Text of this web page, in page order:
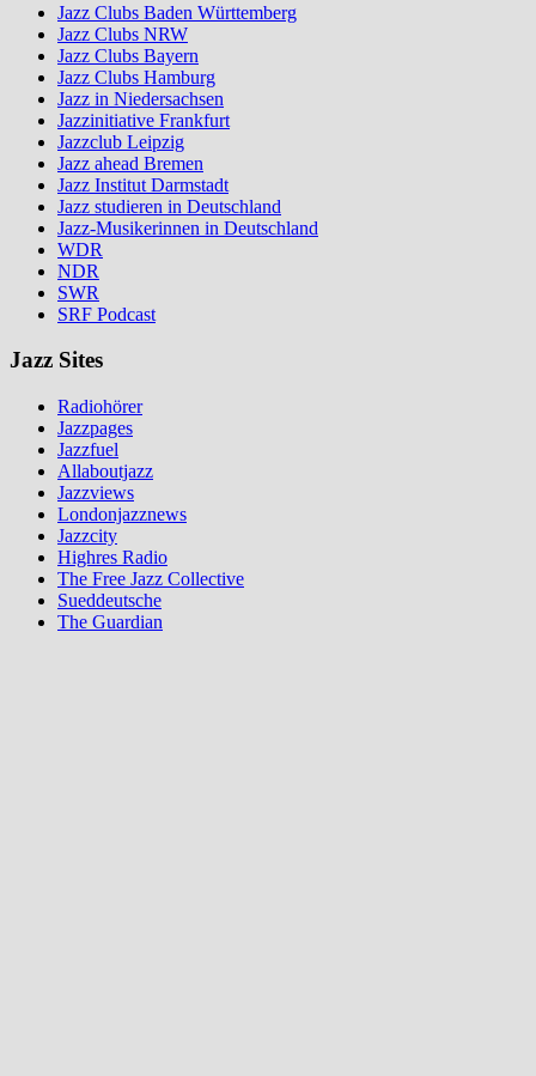
Jazz Clubs Baden Württemberg
Jazz Clubs NRW
Jazz Clubs Bayern
Jazz Clubs Hamburg
Jazz in Niedersachsen
Jazzinitiative Frankfurt
Jazzclub Leipzig
Jazz ahead Bremen
Jazz Institut Darmstadt
Jazz studieren in Deutschland
Jazz-Musikerinnen in Deutschland
WDR
NDR
SWR
SRF Podcast
Jazz Sites
Radiohörer
Jazzpages
Jazzfuel
Allaboutjazz
Jazzviews
Londonjazznews
Jazzcity
Highres Radio
The Free Jazz Collective
Sueddeutsche
The Guardian